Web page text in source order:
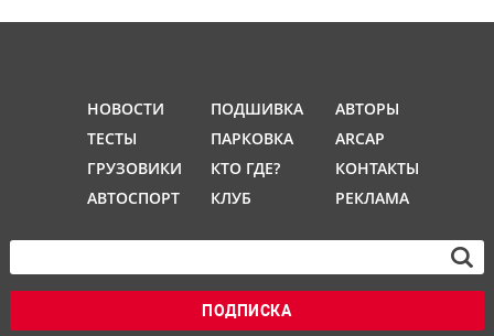
НОВОСТИ
ТЕСТЫ
ГРУЗОВИКИ
АВТОСПОРТ
ПОДШИВКА
ПАРКОВКА
КТО ГДЕ?
КЛУБ
АВТОРЫ
ARCAP
КОНТАКТЫ
РЕКЛАМА
ПОДПИСКА